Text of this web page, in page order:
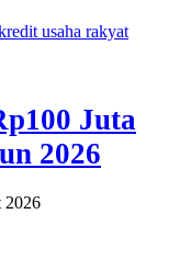
Juta
2026
2026